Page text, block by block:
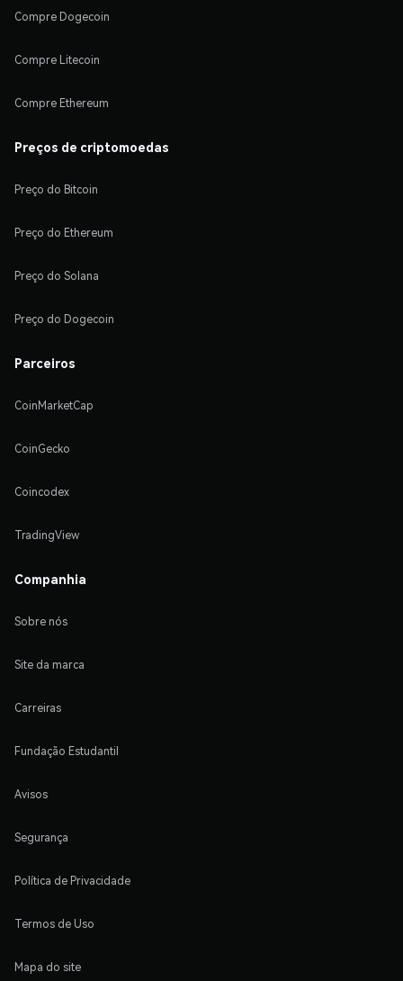
Compre Dogecoin
Compre Litecoin
Compre Ethereum
Preços de criptomoedas
Preço do Bitcoin
Preço do Ethereum
Preço do Solana
Preço do Dogecoin
Parceiros
CoinMarketCap
CoinGecko
Coincodex
TradingView
Companhia
Sobre nós
Site da marca
Carreiras
Fundação Estudantil
Avisos
Segurança
Política de Privacidade
Termos de Uso
Mapa do site